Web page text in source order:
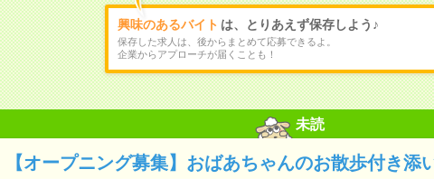
興味のあるバイト は、とりあえず保存しよう♪
保存した求人は、後からまとめて応募できるよ。
企業からアプローチが届くことも！
未読
【オープニング募集】おばあちゃんのお散歩付き添